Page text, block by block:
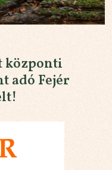
központi
adó Fejér